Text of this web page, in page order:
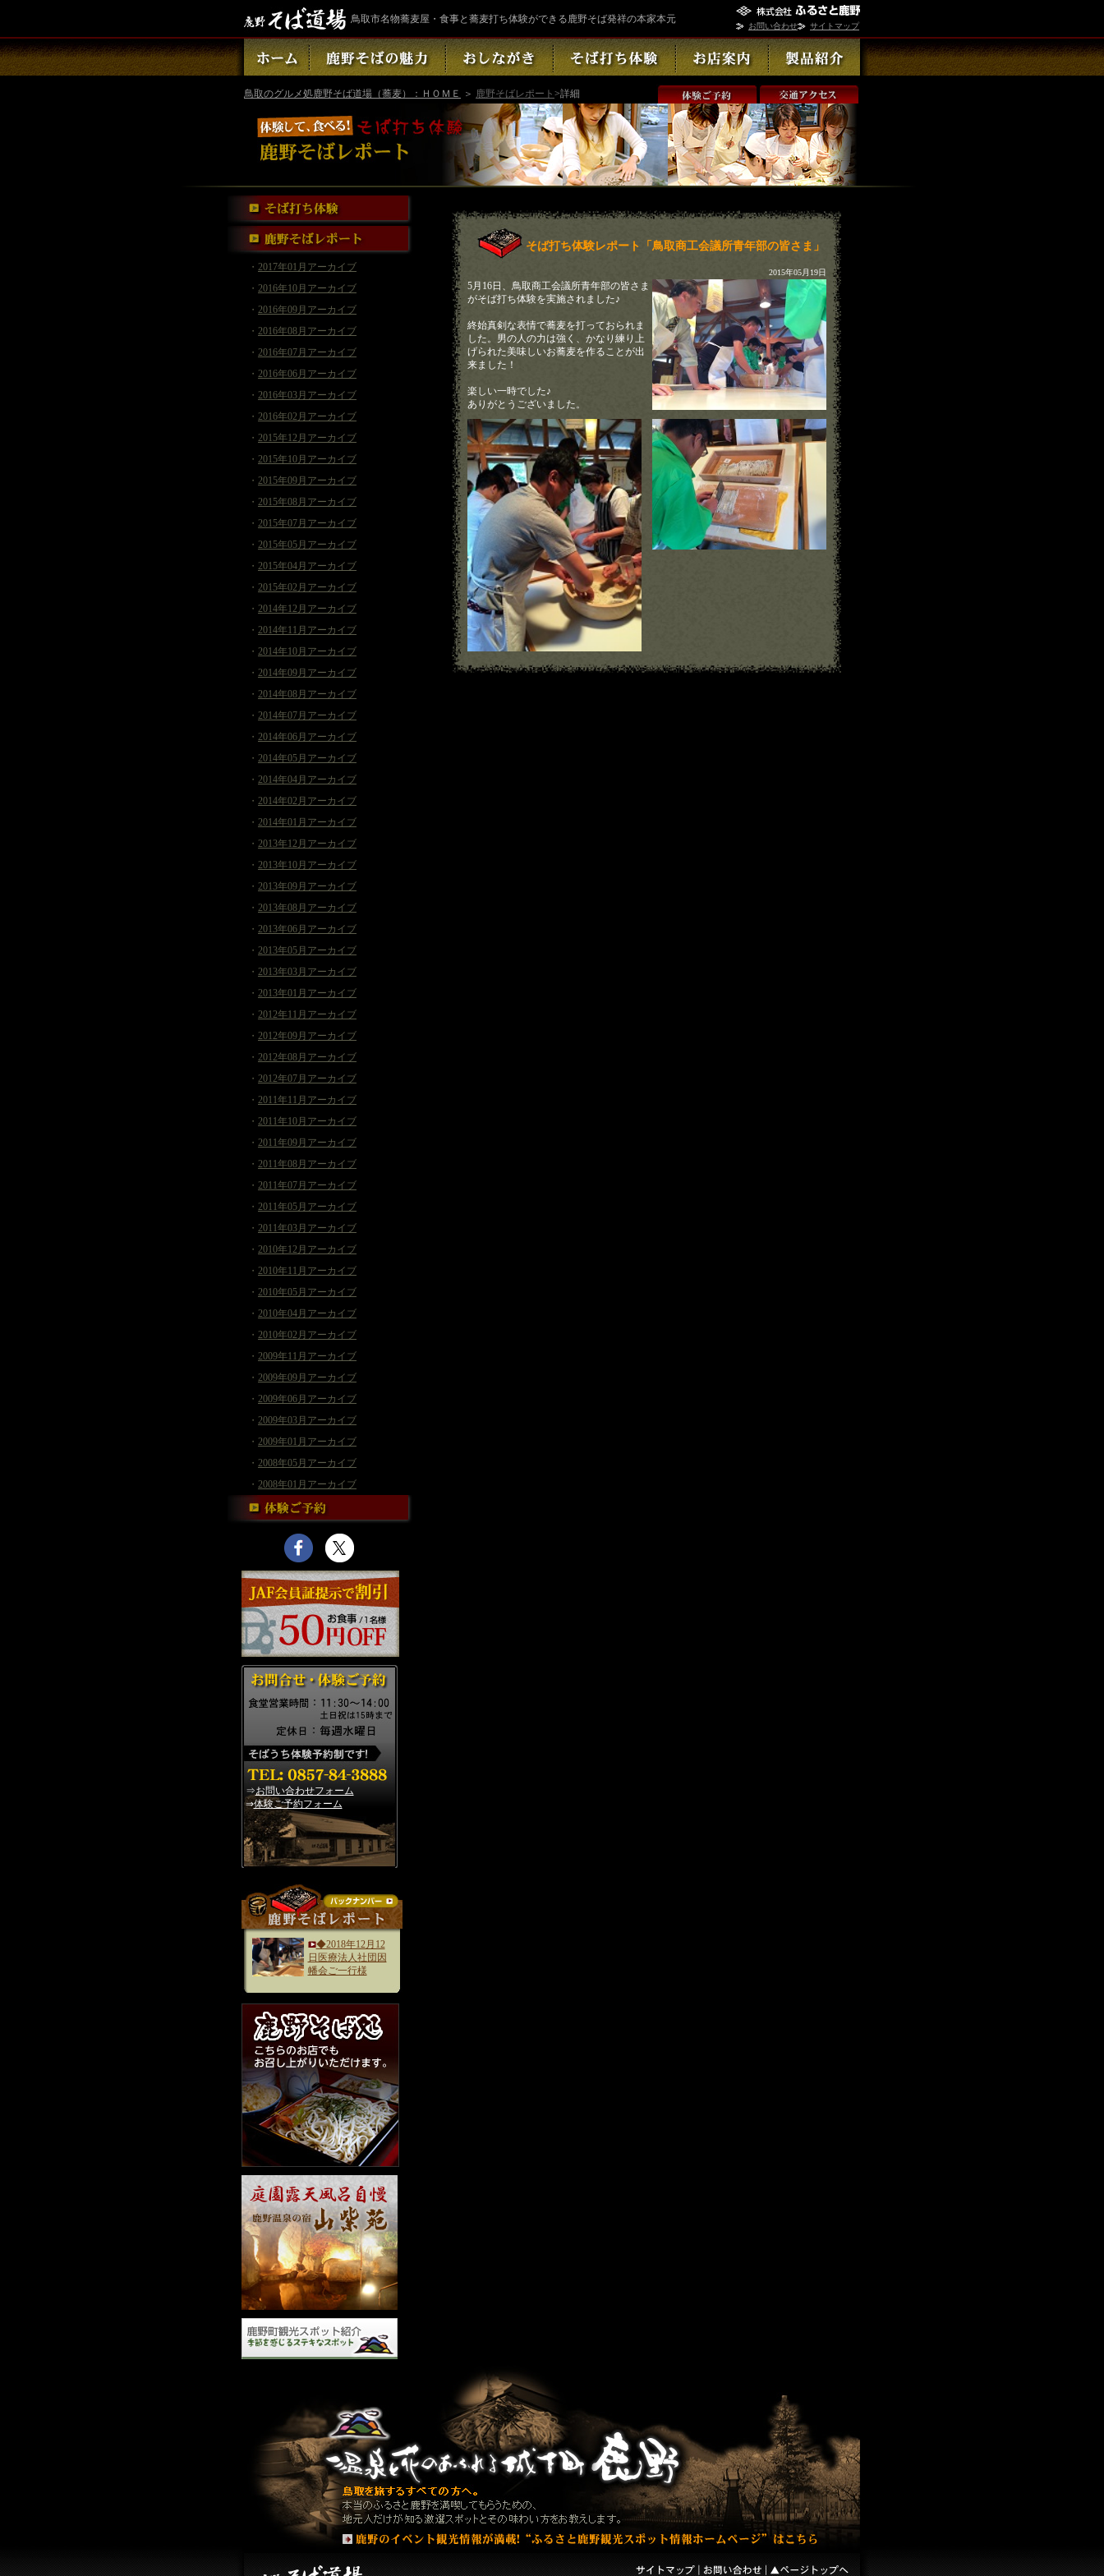
鳥取市名物蕎麦屋・食事と蕎麦打ち体験ができる鹿野そば発祥の本家本元
お問い合わせ サイトマップ
鳥取のグルメ処鹿野そば道場（蕎麦）：ＨＯＭＥ ＞ 鹿野そばレポート >詳細
・ 2017年01月アーカイブ
・ 2016年10月アーカイブ
・ 2016年09月アーカイブ
・ 2016年08月アーカイブ
・ 2016年07月アーカイブ
・ 2016年06月アーカイブ
・ 2016年03月アーカイブ
・ 2016年02月アーカイブ
・ 2015年12月アーカイブ
・ 2015年10月アーカイブ
・ 2015年09月アーカイブ
・ 2015年08月アーカイブ
・ 2015年07月アーカイブ
・ 2015年05月アーカイブ
・ 2015年04月アーカイブ
・ 2015年02月アーカイブ
・ 2014年12月アーカイブ
・ 2014年11月アーカイブ
・ 2014年10月アーカイブ
・ 2014年09月アーカイブ
・ 2014年08月アーカイブ
・ 2014年07月アーカイブ
・ 2014年06月アーカイブ
・ 2014年05月アーカイブ
・ 2014年04月アーカイブ
・ 2014年02月アーカイブ
・ 2014年01月アーカイブ
・ 2013年12月アーカイブ
・ 2013年10月アーカイブ
・ 2013年09月アーカイブ
・ 2013年08月アーカイブ
・ 2013年06月アーカイブ
・ 2013年05月アーカイブ
・ 2013年03月アーカイブ
・ 2013年01月アーカイブ
・ 2012年11月アーカイブ
・ 2012年09月アーカイブ
・ 2012年08月アーカイブ
・ 2012年07月アーカイブ
・ 2011年11月アーカイブ
・ 2011年10月アーカイブ
・ 2011年09月アーカイブ
・ 2011年08月アーカイブ
・ 2011年07月アーカイブ
・ 2011年05月アーカイブ
・ 2011年03月アーカイブ
・ 2010年12月アーカイブ
・ 2010年11月アーカイブ
・ 2010年05月アーカイブ
・ 2010年04月アーカイブ
・ 2010年02月アーカイブ
・ 2009年11月アーカイブ
・ 2009年09月アーカイブ
・ 2009年06月アーカイブ
・ 2009年03月アーカイブ
・ 2009年01月アーカイブ
・ 2008年05月アーカイブ
・ 2008年01月アーカイブ
⇒お問い合わせフォーム
⇒体験ご予約フォーム
◆2018年12月12
日医療法人社団因
幡会ご一行様
そば打ち体験レポート「鳥取商工会議所青年部の皆さま」
2015年05月19日
5月16日、鳥取商工会議所青年部の皆さま
がそば打ち体験を実施されました♪
終始真剣な表情で蕎麦を打っておられま
した。男の人の力は強く、かなり練り上
げられた美味しいお蕎麦を作ることが出
来ました！
楽しい一時でした♪
ありがとうございました。